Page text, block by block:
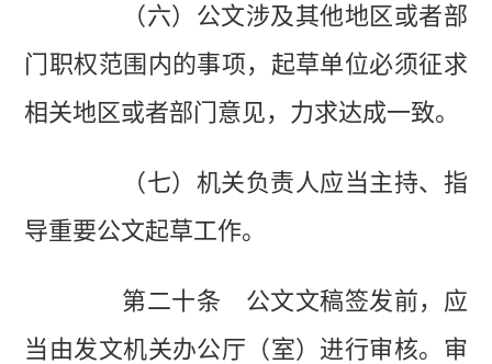
（六）公文涉及其他地区或者部
门职权范围内的事项，起草单位必须征求
相关地区或者部门意见，力求达成一致。
（七）机关负责人应当主持、指
导重要公文起草工作。
第二十条 公文文稿签发前，应
当由发文机关办公厅（室）进行审核。审